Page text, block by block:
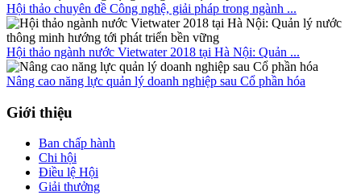
Hội thảo chuyên đề Công nghệ, giải pháp trong ngành ...
Hội thảo ngành nước Vietwater 2018 tại Hà Nội: Quản ...
Nâng cao năng lực quản lý doanh nghiệp sau Cổ phần hóa
Giới thiệu
Ban chấp hành
Chi hội
Điều lệ Hội
Giải thưởng